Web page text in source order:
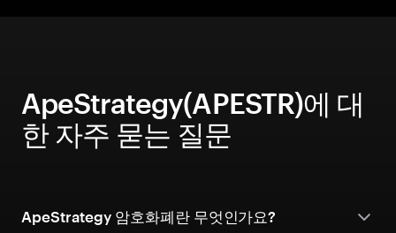
ApeStrategy(APESTR)에 대
한 자주 묻는 질문
ApeStrategy 암호화폐란 무엇인가요?